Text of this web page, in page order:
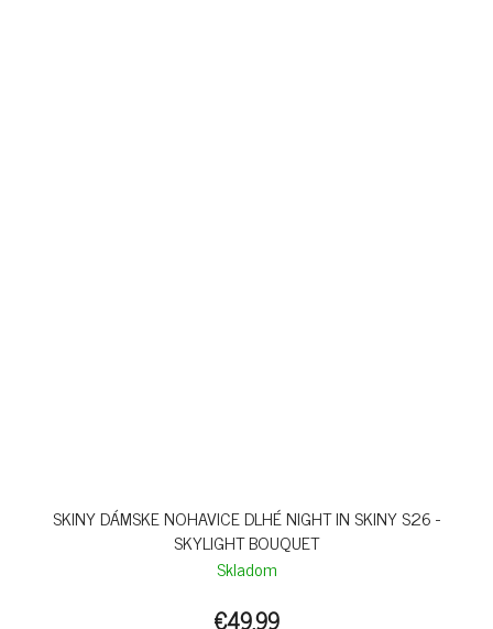
SKINY DÁMSKE NOHAVICE DLHÉ NIGHT IN SKINY S26 -
SKYLIGHT BOUQUET
Skladom
€49,99